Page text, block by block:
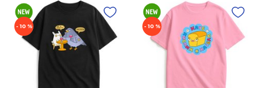
- 10 % - 10 %